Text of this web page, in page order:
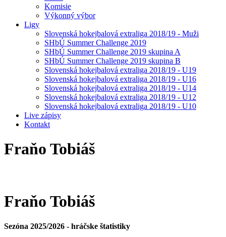
Komisie
Výkonný výbor
Ligy
Slovenská hokejbalová extraliga 2018/19 - Muži
SHbÚ Summer Challenge 2019
SHbÚ Summer Challenge 2019 skupina A
SHbÚ Summer Challenge 2019 skupina B
Slovenská hokejbalová extraliga 2018/19 - U19
Slovenská hokejbalová extraliga 2018/19 - U16
Slovenská hokejbalová extraliga 2018/19 - U14
Slovenská hokejbalová extraliga 2018/19 - U12
Slovenská hokejbalová extraliga 2018/19 - U10
Live zápisy
Kontakt
Fraňo Tobiáš
Fraňo Tobiáš
Sezóna 2025/2026 - hráčske štatistiky